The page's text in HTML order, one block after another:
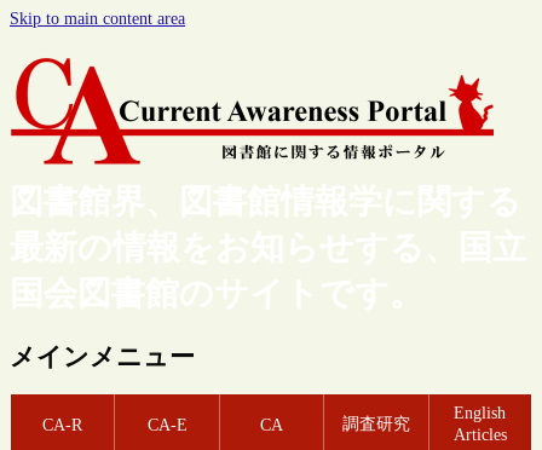
Skip to main content area
図書館界、図書館情報学に関する
最新の情報をお知らせする、国立
国会図書館のサイトです。
メインメニュー
CA-R CA-E CA 調査研究
English
Articles